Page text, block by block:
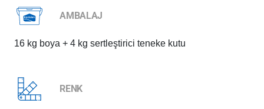
AMBALAJ
16 kg boya + 4 kg sertleştirici teneke kutu
RENK